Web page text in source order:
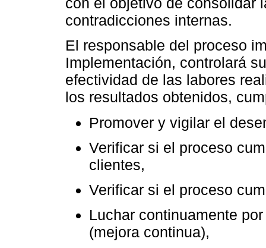
contradicciones internas.
El responsable del proceso
Implementación, controlará
efectividad de las labores
los resultados obtenidos,
Promover y vigilar el
Verificar si el proceso
clientes,
Verificar si el proceso
Luchar continuamente
(mejora continua),